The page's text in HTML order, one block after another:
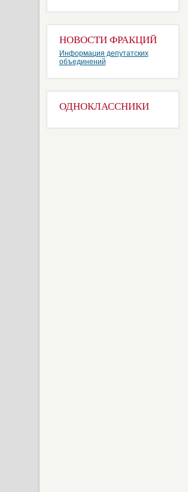
НОВОСТИ ФРАКЦИЙ
Информация депутатских
объединений
ОДНОКЛАССНИКИ